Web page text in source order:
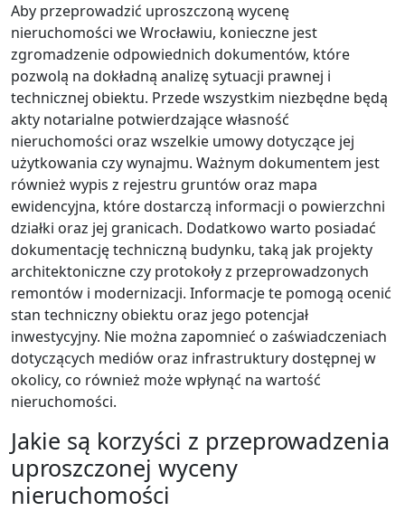
Aby przeprowadzić uproszczoną wycenę
nieruchomości we Wrocławiu, konieczne jest
zgromadzenie odpowiednich dokumentów, które
pozwolą na dokładną analizę sytuacji prawnej i
technicznej obiektu. Przede wszystkim niezbędne będą
akty notarialne potwierdzające własność
nieruchomości oraz wszelkie umowy dotyczące jej
użytkowania czy wynajmu. Ważnym dokumentem jest
również wypis z rejestru gruntów oraz mapa
ewidencyjna, które dostarczą informacji o powierzchni
działki oraz jej granicach. Dodatkowo warto posiadać
dokumentację techniczną budynku, taką jak projekty
architektoniczne czy protokoły z przeprowadzonych
remontów i modernizacji. Informacje te pomogą ocenić
stan techniczny obiektu oraz jego potencjał
inwestycyjny. Nie można zapomnieć o zaświadczeniach
dotyczących mediów oraz infrastruktury dostępnej w
okolicy, co również może wpłynąć na wartość
nieruchomości.
Jakie są korzyści z przeprowadzenia
uproszczonej wyceny
nieruchomości